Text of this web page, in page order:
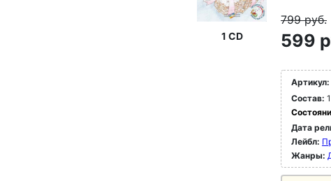
1 CD
799руб.
599
Артикул:
Состав:
Дата
Лейбл:
Жанры: